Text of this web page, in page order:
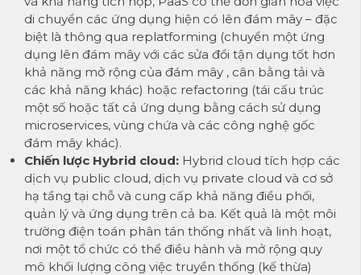
di chuyển các ứng dụng hiện có lên đám mây – đặc
biệt là thông qua replatforming (chuyển một ứng
dụng lên đám mây với các sửa đổi tận dụng tốt hơn
khả năng mở rộng của đám mây , cân bằng tải và
các khả năng khác) hoặc refactoring (tái cấu trúc
một số hoặc tất cả ứng dụng bằng cách sử dụng
microservices, vùng chứa và các công nghệ gốc
đám mây khác).
Chiến lược Hybrid cloud: Hybrid cloud tích hợp các
dịch vụ public cloud, dịch vụ private cloud và cơ sở
hạ tầng tại chỗ và cung cấp khả năng điều phối,
quản lý và ứng dụng trên cả ba. Kết quả là một môi
trường điện toán phân tán thống nhất và linh hoạt,
nơi một tổ chức có thể điều hành và mở rộng quy
mô khối lượng công việc truyền thống (kế thừa)